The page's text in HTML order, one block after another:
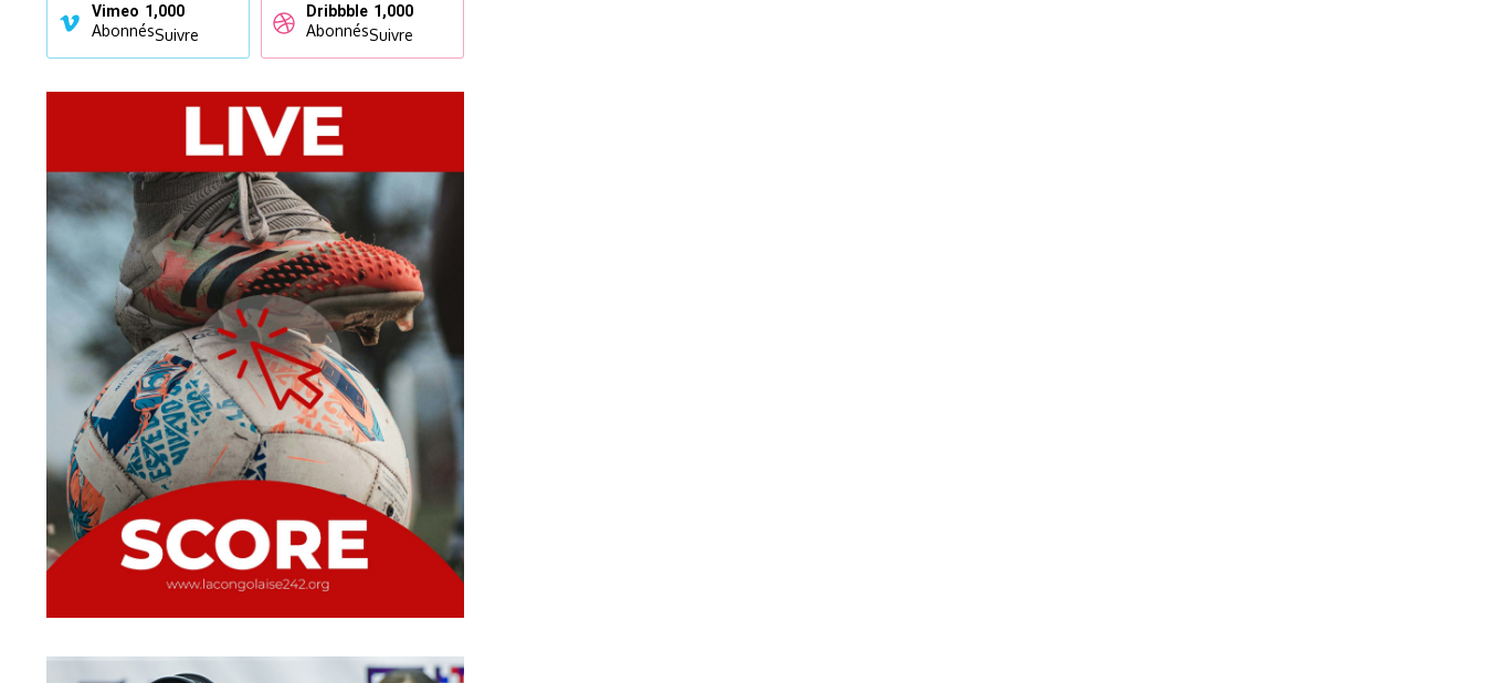
Vimeo 1,000
AbonnésSuivre
Dribbble 1,000
AbonnésSuivre